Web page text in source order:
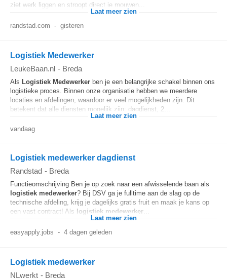
ziet werk liggen en stroopt direct je mouwen...
Laat meer zien
randstad.com - gisteren
Logistiek Medewerker
LeukeBaan.nl - Breda
Als Logistiek Medewerker ben je een belangrijke schakel binnen ons
logistieke proces. Binnen onze organisatie hebben we meerdere
locaties en afdelingen, waardoor er veel mogelijkheden zijn. Dit
betekent dat alle diensten mogelijk zijn: dagdienst, 2...
Laat meer zien
vandaag
Logistiek medewerker dagdienst
Randstad - Breda
Functieomschrijving Ben je op zoek naar een afwisselende baan als
logistiek medewerker? Bij DSV ga je fulltime aan de slag op de
technische afdeling, krijg je dagelijks gratis fruit en maak je kans op
een vast contract! Als logistiek medewerker
Laat meer zien
easyapply.jobs - 4 dagen geleden
Logistiek medewerker
NLwerkt - Breda